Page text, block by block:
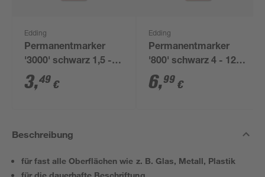
Edding
Permanentmarker
'3000' schwarz 1,5 - 3
mm
3,49 €
Edding
Permanentmarker
'800' schwarz 4 - 12
mm
6,99 €
Beschreibung
für fast alle Oberflächen wie z. B. Glas, Metall, Plastik
für die dauerhafte Beschriftung